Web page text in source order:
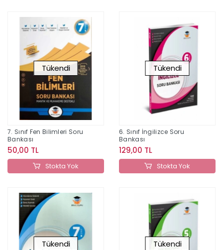
Tükendi
7. Sınıf Fen Bilimleri Soru
Bankası
50,00 TL
Stokta Yok
Tükendi
6. Sınıf İngilizce Soru
Bankası
129,00 TL
Stokta Yok
Tükendi Tükendi